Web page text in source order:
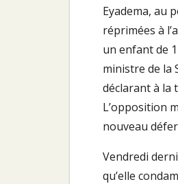
Eyadema, au
réprimées à
un enfant de
ministre de la
déclarant à la
L’opposition
nouveau
Vendredi
qu’elle